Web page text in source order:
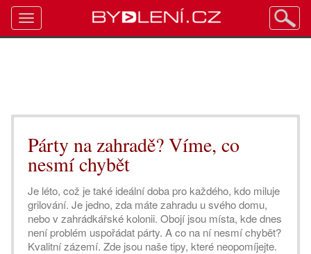
Párty na zahradě? Víme, co
nesmí chybět
Je léto, což je také ideální doba pro každého, kdo miluje
grilování. Je jedno, zda máte zahradu u svého domu,
nebo v zahrádkářské kolonii. Obojí jsou místa, kde dnes
není problém uspořádat párty. A co na ní nesmí chybět?
Kvalitní zázemí. Zde jsou naše tipy, které neopomíjejte.
Toggle
navigation